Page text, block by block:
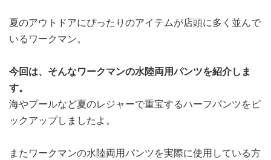
夏のアウトドアにぴったりのアイテムが店頭に多く並んで
いるワークマン。
今回は、そんなワークマンの水陸両用パンツを紹介しま
す。
海やプールなど夏のレジャーで重宝するハーフパンツをピ
ックアップしましたよ。
またワークマンの水陸両用パンツを実際に使用している方